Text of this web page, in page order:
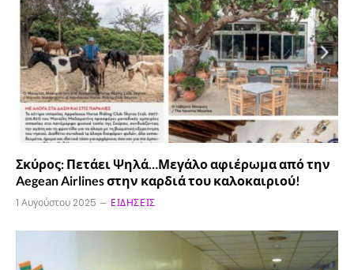
Σκύρος: Πετάει Ψηλά…Μεγάλο αφιέρωμα από την
Aegean Airlines στην καρδιά του καλοκαιριού!
1 Αυγούστου 2025 ΕΙΔΉΣΕΙΣ